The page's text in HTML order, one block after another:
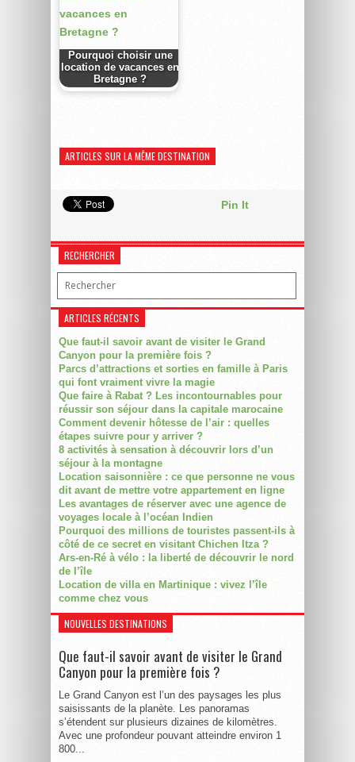
Pourquoi choisir une
location de vacances en
Bretagne ?
ARTICLES SUR LA MÊME DESTINATION
Pin It
RECHERCHER
ARTICLES RÉCENTS
Que faut-il savoir avant de visiter le Grand
Canyon pour la première fois ?
Parcs d’attractions et sorties en famille à Paris
qui font vraiment vivre la magie
Que faire à Rabat ? Les incontournables pour
réussir son séjour dans la capitale marocaine
Comment devenir hôtesse de l’air : quelles
étapes suivre pour y arriver ?
8 activités à sensation à découvrir lors d’un
séjour à la montagne
Location saisonnière : ce que personne ne vous
dit avant de mettre votre appartement en ligne
Les avantages de réserver avec une agence de
voyages locale à l’océan Indien
Pourquoi des millions de touristes passent-ils à
côté de ce secret en visitant Chichen Itza ?
Ars-en-Ré à vélo : la liberté de découvrir le nord
de l’île
Location de villa en Martinique : vivez l’île
comme chez vous
NOUVELLES DESTINATIONS
Que faut-il savoir avant de visiter le Grand
Canyon pour la première fois ?
Le Grand Canyon est l’un des paysages les plus
saisissants de la planète. Les panoramas
s’étendent sur plusieurs dizaines de kilomètres.
Avec une profondeur pouvant atteindre environ 1
800...